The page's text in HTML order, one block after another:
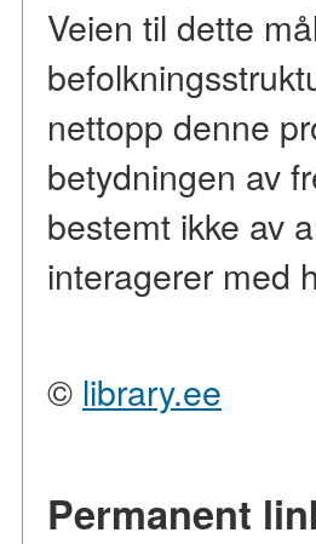
Veien til dette
nettopp denne
betydningen av
bestemt ikke av
interagerer med
© library.ee
Permanent